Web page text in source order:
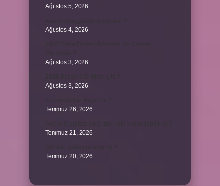
Ağustos 5, 2026
Ağustos 4, 2026
Ağustos 3, 2026
Ağustos 3, 2026
Temmuz 26, 2026
Temmuz 21, 2026
Temmuz 20, 2026